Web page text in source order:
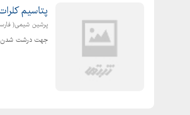
پتاسیم
پرشین شیمی(
جهت درشت شدن